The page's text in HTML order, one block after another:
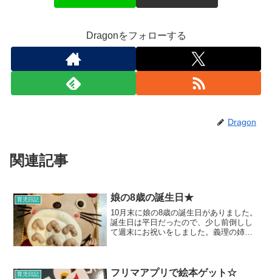
Dragonをフォローする
Dragon
関連記事
育児日記 娘の8歳の誕生日★
10月末に娘の8歳の誕生日がありました。
誕生日は平日だったので、少し前倒しし
て週末にお祝いをしました。義理の姉と4
ず”です。以前友達...
育児日記 フリマアプリで絵本ゲット☆